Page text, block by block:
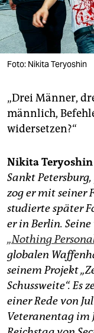
Foto: Nikita Teryoshin
„Drei Männer,
männlich,
widersetzen?“
Nikita Teryoshin
Sankt
zog er mit seiner
studierte später
er in Berlin.
„Nothing
globalen
seinem Projekt
Schussweite“.
einer Rede von
Veteranentag im